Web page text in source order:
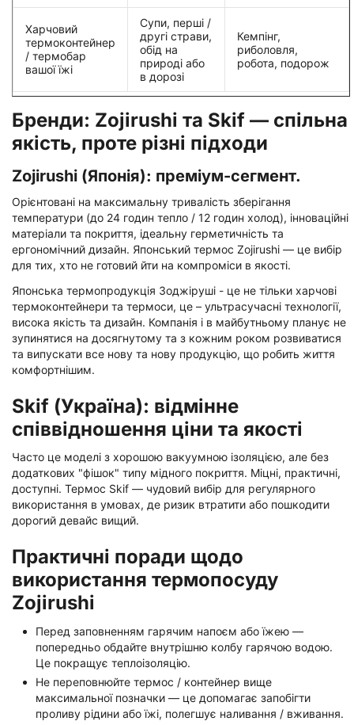
Харчовий
термоконтейнер
/ термобар
вашої їжі
Супи, перші /
другі страви,
обід на
природі або
в дорозі
Кемпінг,
риболовля,
робота, подорож
Бренди: Zojirushi та Skif — спільна
якість, проте різні підходи
Zojirushi (Японія): преміум-сегмент.
Орієнтовані на максимальну тривалість зберігання
температури (до 24 годин тепло / 12 годин холод), інноваційні
матеріали та покриття, ідеальну герметичність та
ергономічний дизайн. Японський термос Zojirushi — це вибір
для тих, хто не готовий йти на компроміси в якості.
Японська термопродукція Зоджіруші - це не тільки харчові
термоконтейнери та термоси, це – ультрасучасні технології,
висока якість та дизайн. Компанія і в майбутньому планує не
зупинятися на досягнутому та з кожним роком розвиватися
та випускати все нову та нову продукцію, що робить життя
комфортнішим.
Skif (Україна): відмінне
співвідношення ціни та якості
Часто це моделі з хорошою вакуумною ізоляцією, але без
додаткових "фішок" типу мідного покриття. Міцні, практичні,
доступні. Термос Skif — чудовий вибір для регулярного
використання в умовах, де ризик втратити або пошкодити
дорогий девайс вищий.
Практичні поради щодо
використання термопосуду
Zojirushi
Перед заповненням гарячим напоєм або їжею —
попередньо обдайте внутрішню колбу гарячою водою.
Це покращує теплоізоляцію.
Не переповнюйте термос / контейнер вище
максимальної позначки — це допомагає запобігти
проливу рідини або їжі, полегшує наливання / вживання.